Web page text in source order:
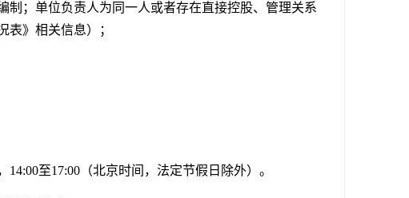
；单位负责人为同一人或者存在直接控股、管理关系
》相关信息）；
至17:00（北京时间，法定节假日除外）。